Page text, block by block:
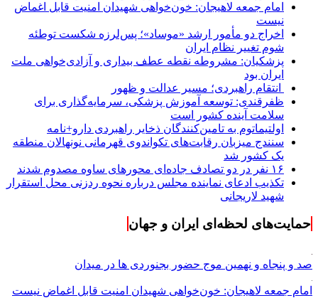
امام جمعه لاهیجان: خون‌خواهی شهیدان امنیت قابل اغماض
نیست
اخراج دو مأمور ارشد «موساد»؛ پس‌لرزه شکست توطئه
شوم تغییر نظام ایران
پزشکیان: مشروطه نقطه عطف بیداری و آزادی‌خواهی ملت
ایران بود
انتقام راهبردی؛ مسیر عدالت و ظهور
ظفرقندی: توسعه آموزش پزشکی، سرمایه‌گذاری برای
سلامت آینده کشور است
اولتیماتوم به تامین‌کنندگان ذخایر راهبردی دارو+نامه
سنندج میزبان رقابت‌های تکواندوی قهرمانی نونهالان منطقه
یک کشور شد
۱۶ نفر در دو تصادف جاده‌ای محورهای ساوه مصدوم شدند
تکذیب ادعای نماینده مجلس درباره نحوه ردزنی محل استقرار
شهید لاریجانی
حمایت‌های لحظه‌ای ایران و جهان
صد و پنجاه و نهمین موج حضور بجنوردی ها در میدان
امام جمعه لاهیجان: خون‌خواهی شهیدان امنیت قابل اغماض نیست